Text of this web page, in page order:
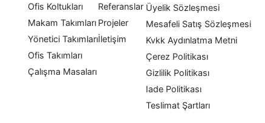
Ofis Koltukları
Makam Takımları
Yönetici Takımları
Ofis Takımları
Çalışma Masaları
Referanslar
Projeler
İletişim
Üyelik Sözleşmesi
Mesafeli Satış Sözleşmesi
Kvkk Aydınlatma Metni
Çerez Politikası
Gizlilik Politikası
Iade Politikası
Teslimat Şartları